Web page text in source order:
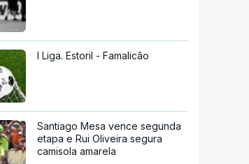
I Liga. Estoril - Famalicão
Santiago Mesa vence segunda
etapa e Rui Oliveira segura
camisola amarela